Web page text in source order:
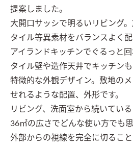
提案しました。
大開口サッシで明るいリビング
タイル等異素材をバランスよく配
アイランドキッチンでぐるっと回
タイル壁や造作天井でキッチン
特徴的な外観デザイン。敷地の
せれるような配置、外形です。
リビング、洗面室から続いてい
36㎡の広さでどんな使い方でも思
外部からの視線を完全に切るこ